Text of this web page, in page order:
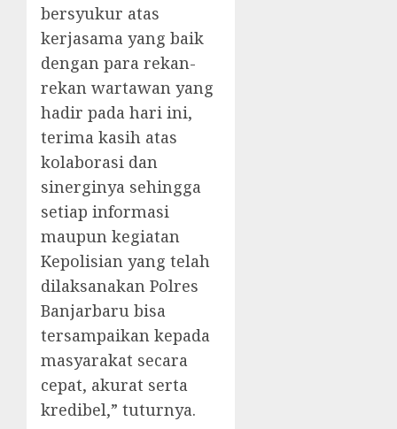
bersyukur atas
kerjasama yang baik
dengan para rekan-
rekan wartawan yang
hadir pada hari ini,
terima kasih atas
kolaborasi dan
sinerginya sehingga
setiap informasi
maupun kegiatan
Kepolisian yang telah
dilaksanakan Polres
Banjarbaru bisa
tersampaikan kepada
masyarakat secara
cepat, akurat serta
kredibel,” tuturnya.